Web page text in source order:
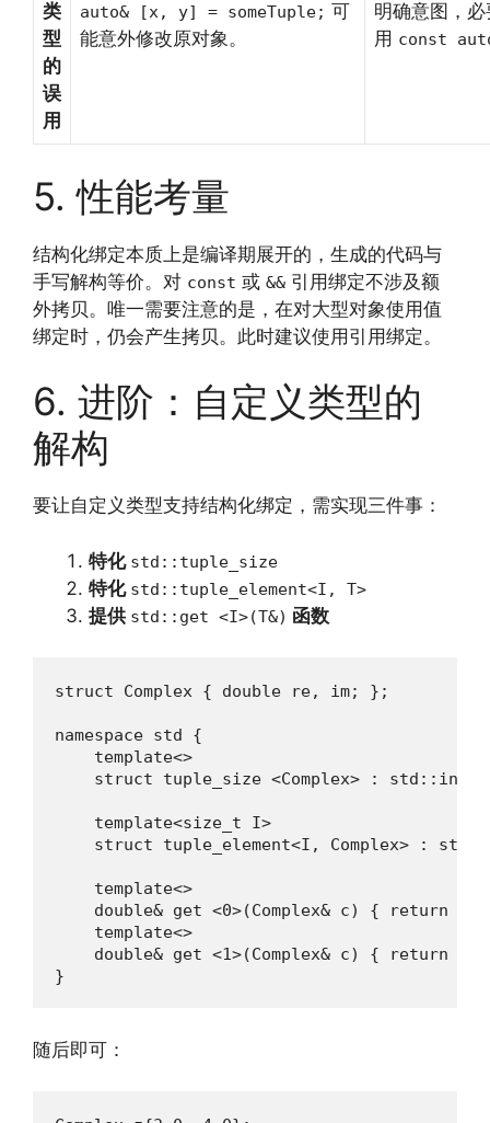
类
型
的
误
用
auto& [x, y] = someTuple; 可
能意外修改原对象。
明确意图，
用 const
5. 性能考量
结构化绑定本质上是编译期展开的，生成的代码与
手写解构等价。对 const 或 && 引用绑定不涉及额
外拷贝。唯一需要注意的是，在对大型对象使用值
绑定时，仍会产生拷贝。此时建议使用引用绑定。
6. 进阶：自定义类型的
解构
要让自定义类型支持结构化绑定，需实现三件事：
特化 std::tuple_size
特化 std::tuple_element<I, T>
提供 std::get <I>(T&) 函数
struct Complex { double re, im; };
namespace std {
    template<>
struct tuple_size <Complex> :
    template<size_t I>
struct tuple_element<I, Complex> :
    template<>
double& get <0>(Complex& c) { return
    template<>
double& get <1>(Complex& c) { return
}
随后即可：